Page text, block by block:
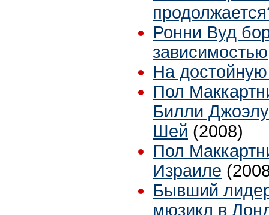
Ронни Вуд
зависимостью
На достойную
Пол
Билли
Шей (2008)
Пол
Израиле
Бывший
мюзикл в